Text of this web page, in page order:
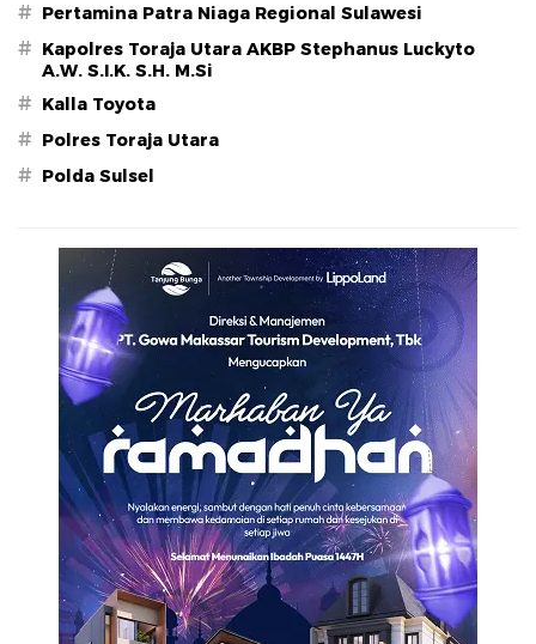
# Pertamina Patra Niaga Regional Sulawesi
# Kapolres Toraja Utara AKBP Stephanus Luckyto
A.W. S.I.K. S.H. M.Si
# Kalla Toyota
# Polres Toraja Utara
# Polda Sulsel